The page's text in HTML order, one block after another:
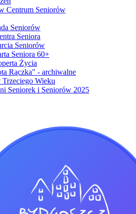
Centrum Seniorów
Seniorów
Seniora
Seniorów
Seniora 60+
Życia
Rączka" - archiwalne
Wieku
Seniorek i Seniorów 2025